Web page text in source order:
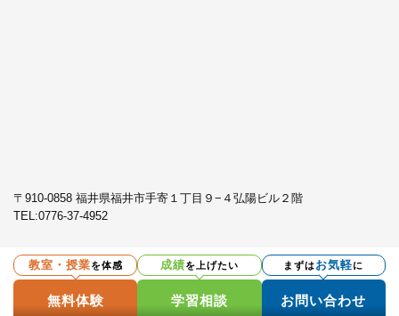
〒910-0858 福井県福井市手寄１丁目９−４弘陽ビル２階
TEL:0776-37-4952
プライバシーポリシー
Copyright © 英心うえの塾 All Rights Reserved.
教室・授業を体感
無料体験
成績を上げたい
学習相談
まずはお気軽に
お問い合わせ